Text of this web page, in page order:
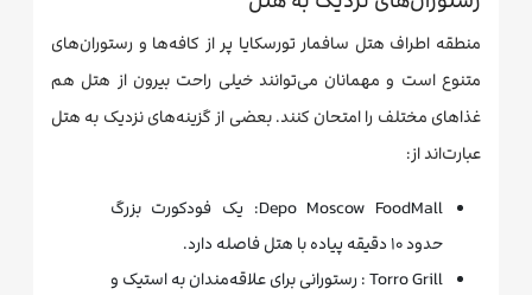
منطقه اطراف هتل سافمار تورسکایا پر از کافه‌ها و رستوران‌های
متنوع است و مهمانان می‌توانند خیلی راحت بیرون از هتل هم
غذاهای مختلف را امتحان کنند. بعضی از گزینه‌های نزدیک به هتل
عبارت‌اند از:
Depo Moscow FoodMall: یک فودکورت بزرگ
حدود ۱۰ دقیقه پیاده با هتل فاصله دارد.
Torro Grill : رستورانی برای علاقه‌مندان به استیک و